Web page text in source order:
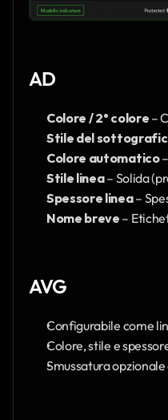
AD
Colore / 2° colore –
Stile del
Colore automatico
Stile linea – Solida
Spessore linea –
Nome breve –
AVG
Configurabile come
Colore, stile e
Smussatura